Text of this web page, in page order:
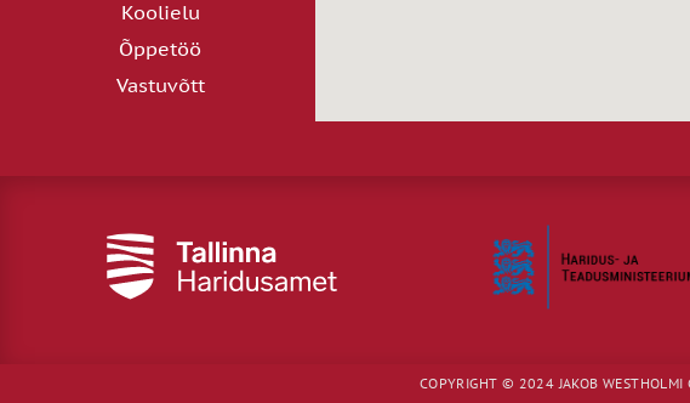
Koolielu
Õppetöö
Vastuvõtt
COPYRIGHT © 2024 JAKOB WESTHOLMI